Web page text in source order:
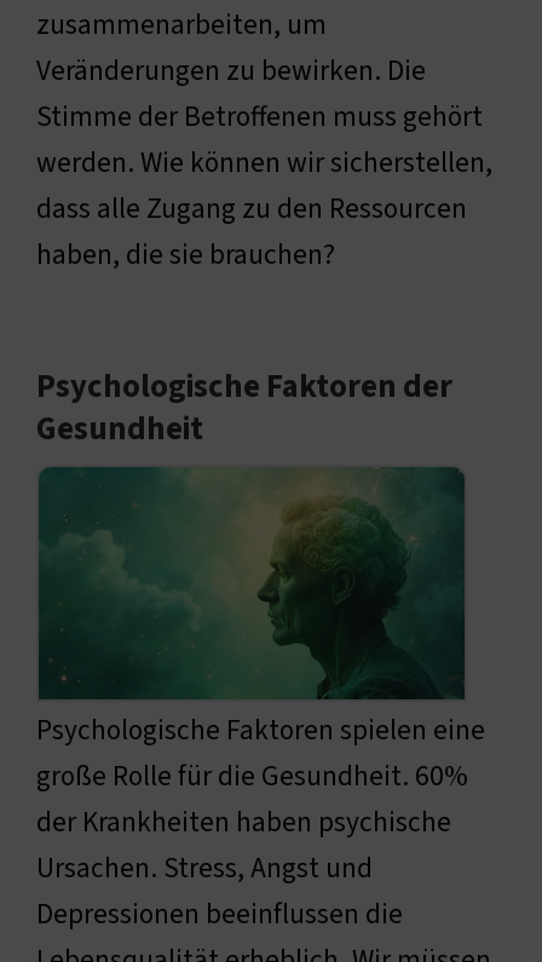
zusammenarbeiten, um
Veränderungen zu bewirken. Die
Stimme der Betroffenen muss gehört
werden. Wie können wir sicherstellen,
dass alle Zugang zu den Ressourcen
haben, die sie brauchen?
Psychologische Faktoren der
Gesundheit
Psychologische Faktoren spielen eine
große Rolle für die Gesundheit. 60%
der Krankheiten haben psychische
Ursachen. Stress, Angst und
Depressionen beeinflussen die